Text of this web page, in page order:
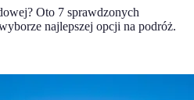
Oto 7 sprawdzonych
najlepszej opcji na podróż.